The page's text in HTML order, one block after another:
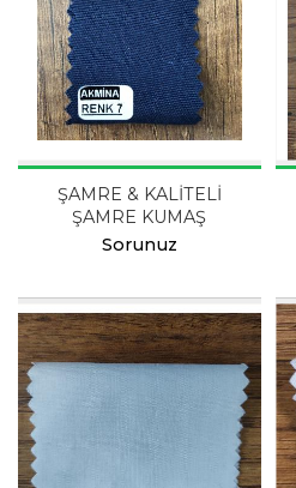
ŞAMRE & KALİTELİ
ŞAMRE KUMAŞ
Sorunuz